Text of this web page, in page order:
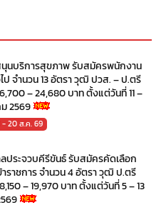
นบริการสุขภาพ รับสมัครพนักงาน
ป จำนวน 13 อัตรา วุฒิ ปวส. – ป.ตรี
– 24,680 บาท ตั้งแต่วันที่ 11 –
2569
- 20 ส.ค. 69
ประจวบคีรีขันธ์ รับสมัครคัดเลือก
ราชการ จำนวน 4 อัตรา วุฒิ ป.ตรี
– 19,970 บาท ตั้งแต่วันที่ 5 – 13